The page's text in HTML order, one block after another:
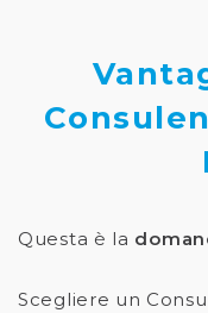
Questa è la
Scegliere un